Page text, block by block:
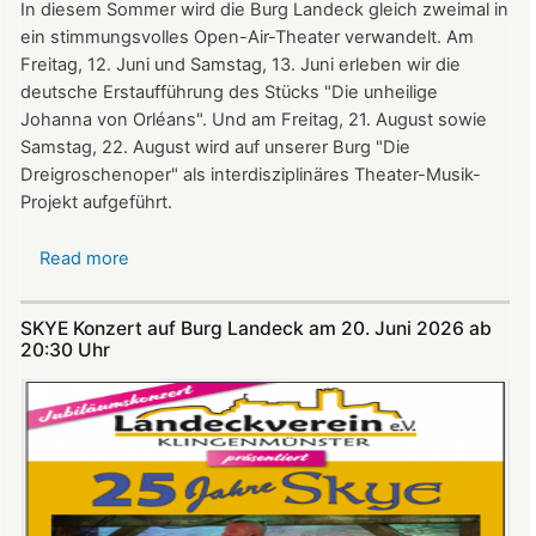
In diesem Sommer wird die Burg Landeck gleich zweimal in
ein stimmungsvolles Open-Air-Theater verwandelt. Am
Freitag, 12. Juni und Samstag, 13. Juni erleben wir die
deutsche Erstaufführung des Stücks "Die unheilige
Johanna von Orléans". Und am Freitag, 21. August sowie
Samstag, 22. August wird auf unserer Burg "Die
Dreigroschenoper" als interdisziplinäres Theater-Musik-
Projekt aufgeführt.
Read more
Theatersommer
Burg
Landeck
SKYE Konzert auf Burg Landeck am 20. Juni 2026 ab
20:30 Uhr​​​​​​​​​​​​​​